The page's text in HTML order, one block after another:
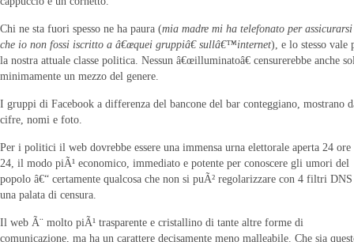
Chi ne sta fuori spesso ne ha paura (mia madre mi ha telefonato per assicurarsi
che io non fossi iscritto a â€œquei gruppiâ€ sullâ€™internet), e lo stesso vale
la nostra attuale classe politica. Nessun â€œilluminatoâ€ censurerebbe anche
minimamente un mezzo del genere.
I gruppi di Facebook a differenza del bancone del bar conteggiano, mostrano
cifre, nomi e foto.
Per i politici il web dovrebbe essere una immensa urna elettorale aperta 24 ore
24, il modo piÃ¹ economico, immediato e potente per conoscere gli umori del
popolo â€“ certamente qualcosa che non si puÃ² regolarizzare con 4 filtri DNS
una palata di censura.
Il web Ã¨ molto piÃ¹ trasparente e cristallino di tante altre forme di
comunicazione, ma ha un carattere decisamente meno malleabile. Che sia